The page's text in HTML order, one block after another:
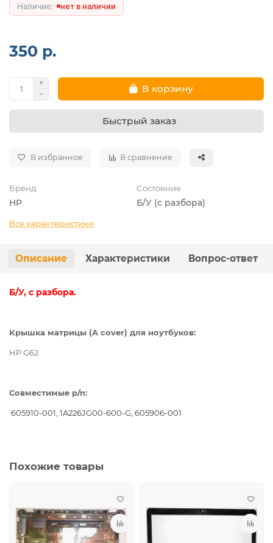
нет в наличии
350 р.
В корзину
Быстрый заказ
В избранное В сравнение
Бренд
HP
Состояние
Б/У (с разбора)
Все характеристики
Описание Характеристики Вопрос-ответ
Б/У, с разбора.
Крышка матрицы (A cover) для ноутбуков:
HP G62
Совместимые p/n:
605910-001, 1A226JG00-600-G, 605906-001
Похожие товары